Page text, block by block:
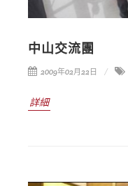
中山交流團
2009年02月22日
詳細